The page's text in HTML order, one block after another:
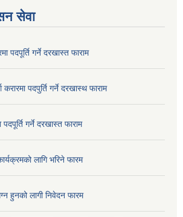
सेवा
पदपूर्ति गर्ने दरखास्त फाराम
पदपुर्ति गर्ने दरखास्थ फाराम
गर्ने दरखास्त फाराम
लागि भरिने फारम
हुनको लागी निवेदन फारम